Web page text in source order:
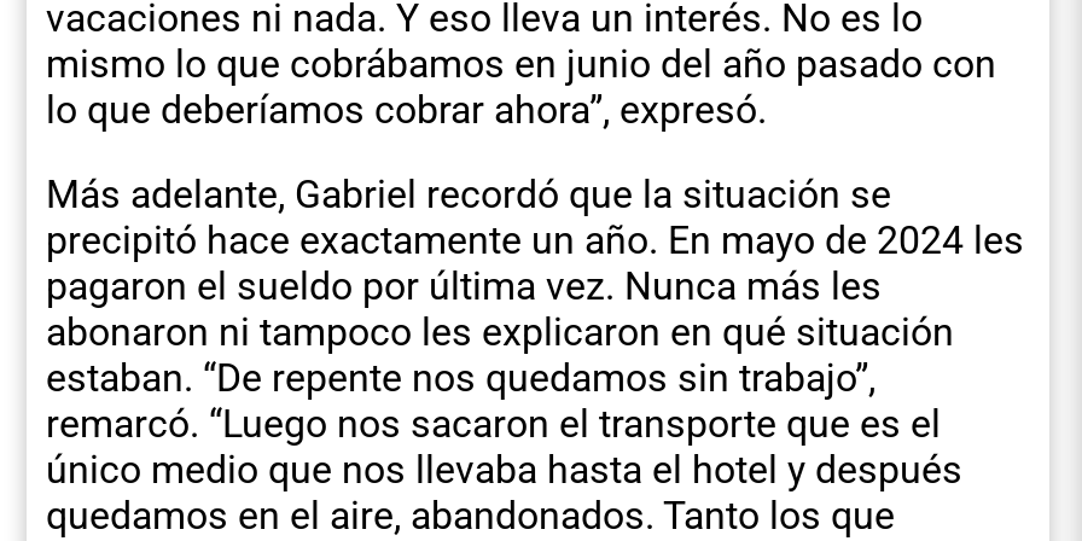
vacaciones ni nada. Y eso lleva un interés. No es lo
mismo lo que cobrábamos en junio del año pasado con
lo que deberíamos cobrar ahora”, expresó.
Más adelante, Gabriel recordó que la situación se
precipitó hace exactamente un año. En mayo de 2024 les
pagaron el sueldo por última vez. Nunca más les
abonaron ni tampoco les explicaron en qué situación
estaban. “De repente nos quedamos sin trabajo”,
remarcó. “Luego nos sacaron el transporte que es el
único medio que nos llevaba hasta el hotel y después
quedamos en el aire, abandonados. Tanto los que